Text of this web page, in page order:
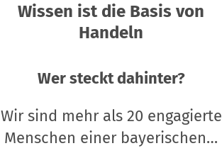
Wissen ist die Basis von
Handeln
Wer steckt dahinter?
Wir sind mehr als 20 engagierte
Menschen einer bayerischen…